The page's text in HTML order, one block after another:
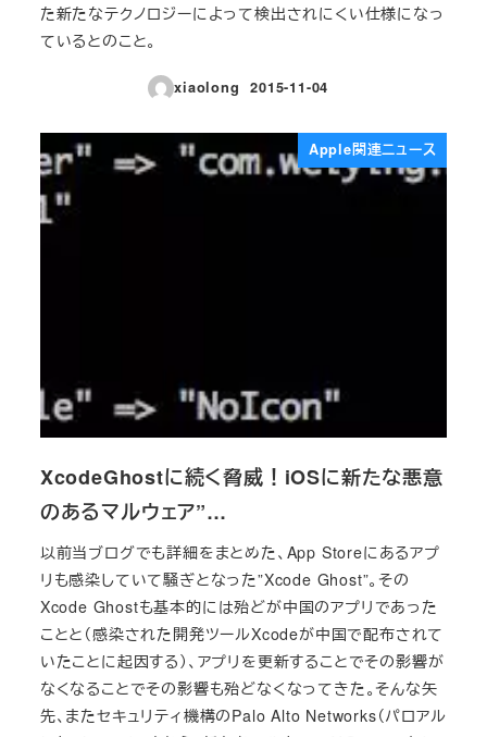
た新たなテクノロジーによって検出されにくい仕様になっ
ているとのこと。
xiaolong
投稿日
2015-11-04
Apple関連ニュース
XcodeGhostに続く脅威！iOSに新たな悪意
のあるマルウェア”…
以前当ブログでも詳細をまとめた、App Storeにあるアプ
リも感染していて騒ぎとなった”Xcode Ghost”。その
Xcode Ghostも基本的には殆どが中国のアプリであった
ことと（感染された開発ツールXcodeが中国で配布されて
いたことに起因する）、アプリを更新することでその影響が
なくなることでその影響も殆どなくなってきた。そんな矢
先、またセキュリティ機構のPalo Alto Networks（パロアル